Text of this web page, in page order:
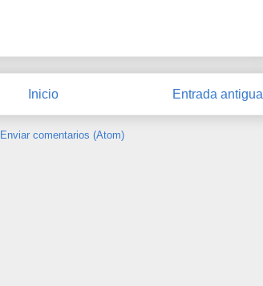
Entrada antigua
Inicio
Enviar comentarios (Atom)